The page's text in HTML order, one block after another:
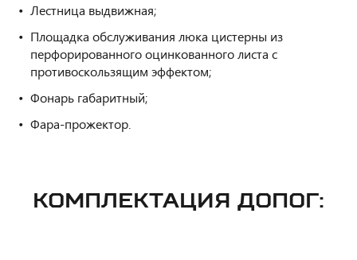
Лестница выдвижная;
Площадка обслуживания люка цистерны из
перфорированного оцинкованного листа с
противоскользящим эффектом;
Фонарь габаритный;
Фара-прожектор.
КОМПЛЕКТАЦИЯ ДОПОГ: